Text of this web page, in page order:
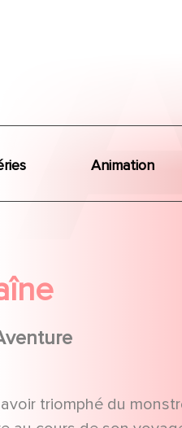
Animation
triomphé du